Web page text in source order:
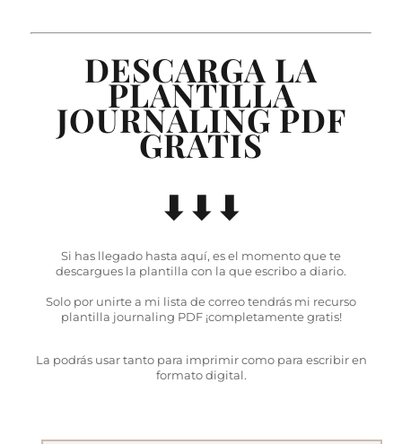
DESCARGA LA
PLANTILLA
JOURNALING PDF
GRATIS
⬇︎⬇︎⬇︎
Si has llegado hasta aquí, es el momento que te
descargues la plantilla con la que escribo a diario.
Solo por unirte a mi lista de correo tendrás mi recurso
plantilla journaling PDF ¡completamente gratis!
La podrás usar tanto para imprimir como para escribir en
formato digital.